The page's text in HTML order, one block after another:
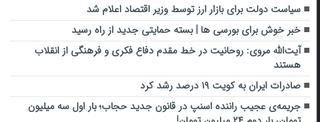
سیاست دولت برای بازار ارز توسط وزیر اقتصاد اعلام شد
خبر خوش برای بورسی ها | بسته حمایتی جدید از راه رسید
آیت‌الله مروی: روحانیت در خط مقدم دفاع فکری و فرهنگی از انقلاب
هستند
صادرات ایران به کویت ۱۹ درصد رشد کرد
جریمه‌ی عجیب راننده اسنپ در قانون جدید حجاب؛ بار اول سه میلیون